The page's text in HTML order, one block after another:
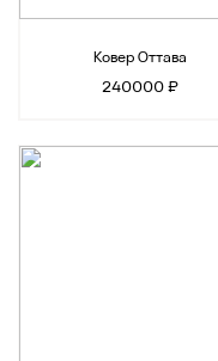
Ковер Оттава
240000 ₽